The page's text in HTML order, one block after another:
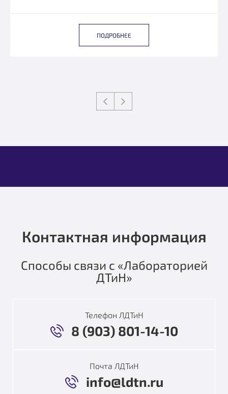
ПОДРОБНЕЕ
Контактная информация
Способы связи с «Лабораторией
ДТиН»
Телефон ЛДТиН
8 (903) 801-14-10
Почта ЛДТиН
info@ldtn.ru